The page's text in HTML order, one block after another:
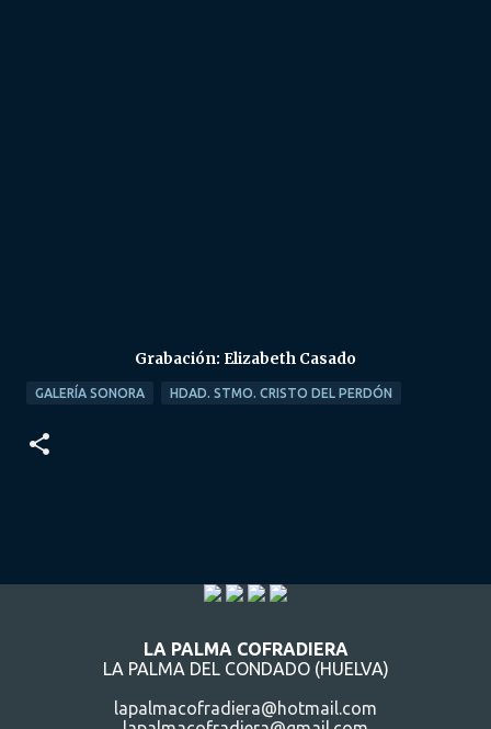
Grabación: Elizabeth Casado
GALERÍA SONORA HDAD. STMO. CRISTO DEL PERDÓN
LA PALMA COFRADIERA
LA PALMA DEL CONDADO (HUELVA)
lapalmacofradiera@hotmail.com